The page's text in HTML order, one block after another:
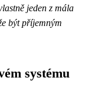
jeden z mála
být příjemným
systému